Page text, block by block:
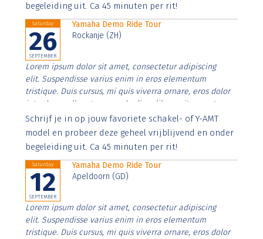
begeleiding uit. Ca 45 minuten per rit!
Saturday
26
SEPTEMBER
Yamaha Demo Ride Tour
Rockanje (ZH)
Lorem ipsum dolor sit amet, consectetur adipiscing
elit. Suspendisse varius enim in eros elementum
tristique. Duis cursus, mi quis viverra ornare, eros dolor
interdum nulla, ut commodo diam libero vitae erat.
Aenean faucibus nibh et justo cursus id rutrum lorem
imperdiet. Nunc ut sem vitae risus tristique posuere.
Schrijf je in op jouw favoriete schakel- of Y-AMT
model en probeer deze geheel vrijblijvend en onder
begeleiding uit. Ca 45 minuten per rit!
Saturday
12
SEPTEMBER
Yamaha Demo Ride Tour
Apeldoorn (GD)
Lorem ipsum dolor sit amet, consectetur adipiscing
elit. Suspendisse varius enim in eros elementum
tristique. Duis cursus, mi quis viverra ornare, eros dolor